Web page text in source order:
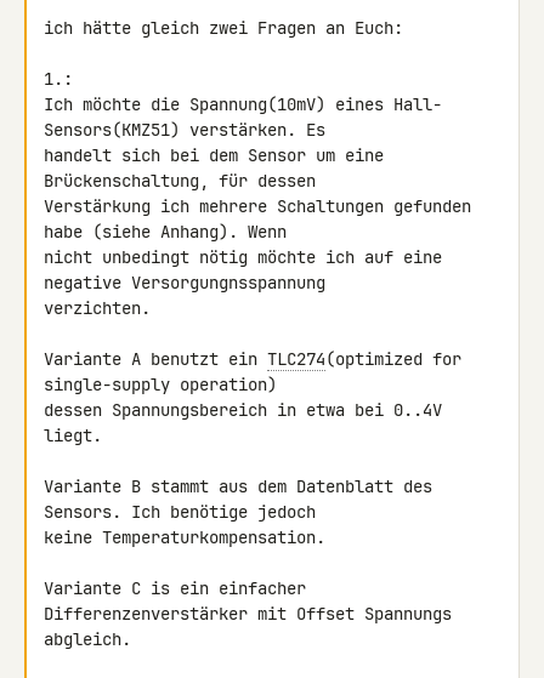
ich hätte gleich zwei Fragen an Euch:
1.:
Ich möchte die Spannung(10mV) eines Hall-
Sensors(KMZ51) verstärken. Es
handelt sich bei dem Sensor um eine
Brückenschaltung, für dessen
Verstärkung ich mehrere Schaltungen gefunden
habe (siehe Anhang). Wenn
nicht unbedingt nötig möchte ich auf eine
negative Versorgungnsspannung
verzichten.
Variante A benutzt ein TLC274(optimized for
single-supply operation)
dessen Spannungsbereich in etwa bei 0..4V
liegt.
Variante B stammt aus dem Datenblatt des
Sensors. Ich benötige jedoch
keine Temperaturkompensation.
Variante C is ein einfacher
Differenzenverstärker mit Offset Spannungs
abgleich.